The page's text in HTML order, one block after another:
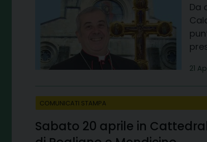
Da
21
COMUNICATI STAMPA
Sabato 20 aprile in